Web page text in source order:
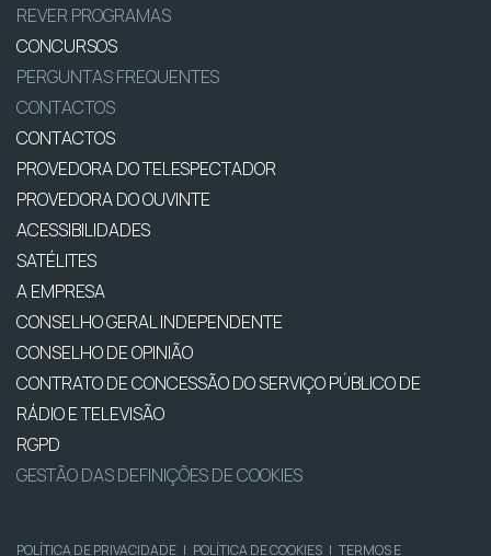
REVER PROGRAMAS
CONCURSOS
PERGUNTAS FREQUENTES
CONTACTOS
CONTACTOS
PROVEDORA DO TELESPECTADOR
PROVEDORA DO OUVINTE
ACESSIBILIDADES
SATÉLITES
A EMPRESA
CONSELHO GERAL INDEPENDENTE
CONSELHO DE OPINIÃO
CONTRATO DE CONCESSÃO DO SERVIÇO PÚBLICO DE
RÁDIO E TELEVISÃO
RGPD
GESTÃO DAS DEFINIÇÕES DE COOKIES
POLÍTICA DE PRIVACIDADE | POLÍTICA DE COOKIES | TERMOS E